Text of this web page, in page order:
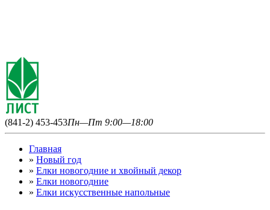
(841-2) 453-453Пн—Пт 9:00—18:00
Главная
» Новый год
» Елки новогодние и хвойный декор
» Елки новогодние
» Елки искусственные напольные